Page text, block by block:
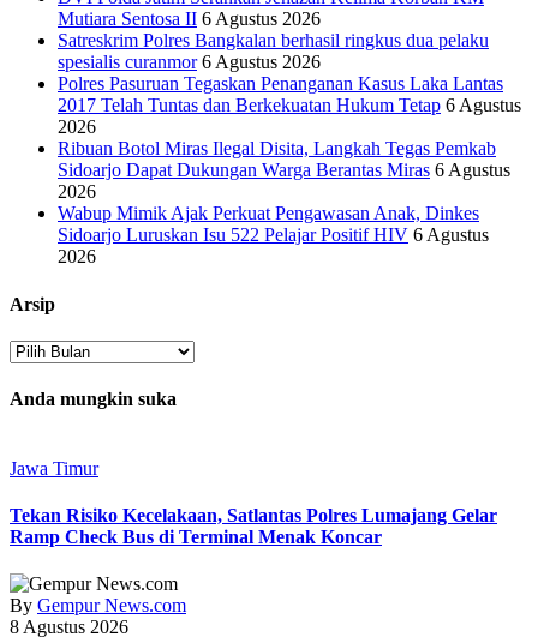
Mutiara Sentosa II 6 Agustus 2026
Satreskrim Polres Bangkalan berhasil ringkus dua pelaku
spesialis curanmor 6 Agustus 2026
Polres Pasuruan Tegaskan Penanganan Kasus Laka Lantas
2017 Telah Tuntas dan Berkekuatan Hukum Tetap 6 Agustus
2026
Ribuan Botol Miras Ilegal Disita, Langkah Tegas Pemkab
Sidoarjo Dapat Dukungan Warga Berantas Miras 6 Agustus
2026
Wabup Mimik Ajak Perkuat Pengawasan Anak, Dinkes
Sidoarjo Luruskan Isu 522 Pelajar Positif HIV 6 Agustus
2026
Arsip
Arsip
Anda mungkin suka
Jawa Timur
Tekan Risiko Kecelakaan, Satlantas Polres Lumajang Gelar
Ramp Check Bus di Terminal Menak Koncar
By Gempur News.com
8 Agustus 2026